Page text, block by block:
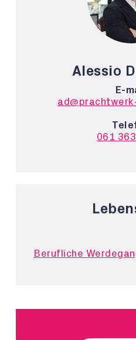
Alessio
E-
061
Berufliche